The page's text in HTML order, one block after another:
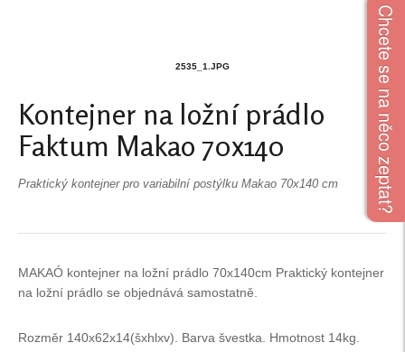
2535_1.JPG
Kontejner na ložní prádlo
Faktum Makao 70x140
Praktický kontejner pro variabilní postýlku Makao 70x140 cm
MAKAÓ kontejner na ložní prádlo 70x140cm Praktický kontejner
na ložní prádlo se objednává samostatně.
Rozměr 140x62x14(šxhlxv). Barva švestka. Hmotnost 14kg.
Chcete se na něco zeptat?